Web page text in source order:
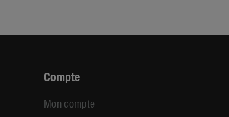
Compte
Mon compte